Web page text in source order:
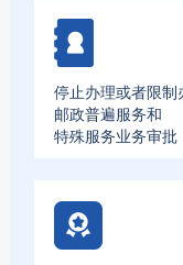
停止办理或者限制
邮政普遍服务和
特殊服务业务审批